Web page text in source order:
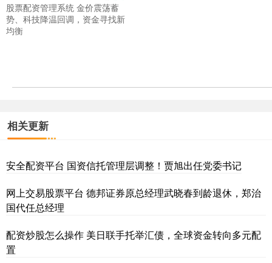
股票配资管理系统 金价震荡蓄
势、科技降温回调，资金寻找新
均衡
相关更新
安全配资平台 国资信托管理层调整！贾旭出任党委书记
网上交易股票平台 德邦证券原总经理武晓春到龄退休，郑治
国代任总经理
配资炒股怎么操作 美日联手托举汇债，全球资金转向多元配
置